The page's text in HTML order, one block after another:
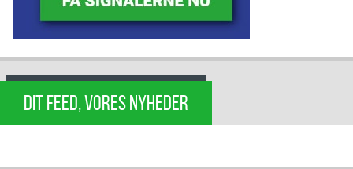
DIT FEED, VORES NYHEDER